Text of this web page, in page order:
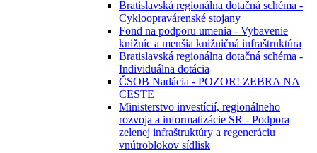
Bratislavská regionálna dotačná schéma -
Cykloopravárenské stojany
Fond na podporu umenia - Vybavenie
knižníc a menšia knižničná infraštruktúra
Bratislavská regionálna dotačná schéma -
Individuálna dotácia
ČSOB Nadácia - POZOR! ZEBRA NA
CESTE
Ministerstvo investícií, regionálneho
rozvoja a informatizácie SR - Podpora
zelenej infraštruktúry a regeneráciu
vnútroblokov sídlisk